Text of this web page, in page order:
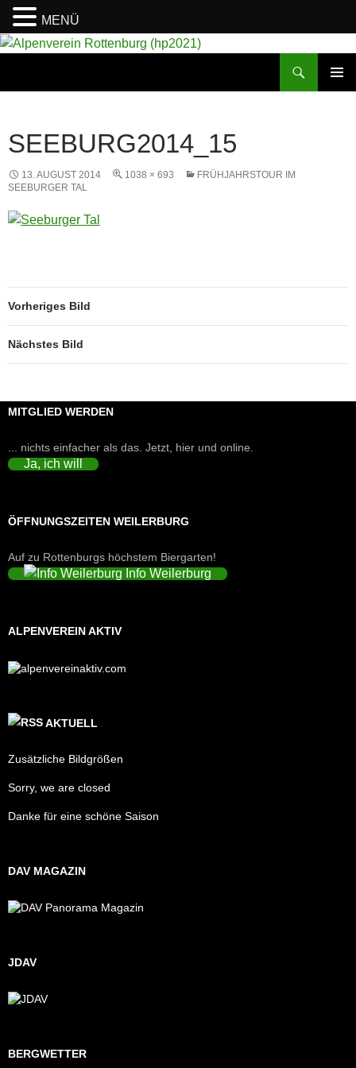
SEEBURG2014_15
13. AUGUST 2014 1038 × 693
FRÜHJAHRSTOUR IM
SEEBURGER TAL
Vorheriges Bild
Nächstes Bild
MITGLIED WERDEN
... nichts einfacher als das. Jetzt, hier und online.
Ja, ich will
ÖFFNUNGSZEITEN WEILERBURG
Auf zu Rottenburgs höchstem Biergarten!
Info Weilerburg
ALPENVEREIN AKTIV
AKTUELL
Zusätzliche Bildgrößen
Sorry, we are closed
Danke für eine schöne Saison
DAV MAGAZIN
JDAV
BERGWETTER
MENÜ